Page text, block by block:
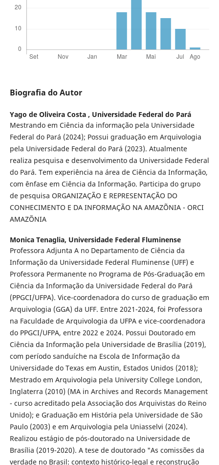
Biografia do Autor
Yago de Oliveira Costa , Universidade Federal do Pará
Mestrando em Ciência da informação pela Universidade
Federal do Pará (2024); Possui graduação em Arquivologia
pela Universidade Federal do Pará (2023). Atualmente
realiza pesquisa e desenvolvimento da Universidade Federal
do Pará. Tem experiência na área de Ciência da Informação,
com ênfase em Ciência da Informação. Participa do grupo
de pesquisa ORGANIZAÇÃO E REPRESENTAÇÃO DO
CONHECIMENTO E DA INFORMAÇÃO NA AMAZÕNIA - ORCI
AMAZÕNIA
Monica Tenaglia, Universidade Federal Fluminense
Professora Adjunta A no Departamento de Ciência da
Informação da Universidade Federal Fluminense (UFF) e
Professora Permanente no Programa de Pós-Graduação em
Ciência da Informação da Universidade Federal do Pará
(PPGCI/UFPA). Vice-coordenadora do curso de graduação em
Arquivologia (GGA) da UFF. Entre 2021-2024, foi Professora
na Faculdade de Arquivologia da UFPA e vice-coordenadora
do PPGCI/UFPA, entre 2022 e 2024. Possui Doutorado em
Ciência da Informação pela Universidade de Brasília (2019),
com período sanduíche na Escola de Informação da
Universidade do Texas em Austin, Estados Unidos (2018);
Mestrado em Arquivologia pela University College London,
Inglaterra (2010) (MA in Archives and Records Management
- curso acreditado pela Associação dos Arquivistas do Reino
Unido); e Graduação em História pela Universidade de São
Paulo (2003) e em Arquivologia pela Uniasselvi (2024).
Realizou estágio de pós-doutorado na Universidade de
Brasília (2019-2020). A tese de doutorado "As comissões da
verdade no Brasil: contexto histórico-legal e reconstrução